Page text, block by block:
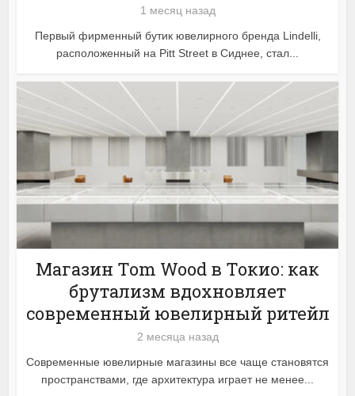
1 месяц назад
Первый фирменный бутик ювелирного бренда Lindelli,
расположенный на Pitt Street в Сиднее, стал...
Магазин Tom Wood в Токио: как
брутализм вдохновляет
современный ювелирный ритейл
2 месяца назад
Современные ювелирные магазины все чаще становятся
пространствами, где архитектура играет не менее...